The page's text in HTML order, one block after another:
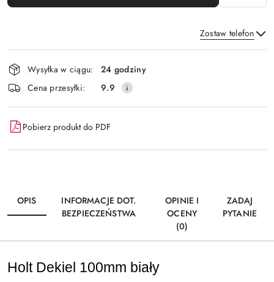
Zostaw telefon
Wyślij
Dostępność
i
dostawa
Wysyłka w ciągu:
24 godziny
Cena przesyłki:
9.9
Pobierz produkt do PDF
OPIS
INFORMACJE DOT.
BEZPIECZEŃSTWA
OPINIE I
OCENY
(0)
ZADAJ
PYTANIE
Holt Dekiel 100mm biały